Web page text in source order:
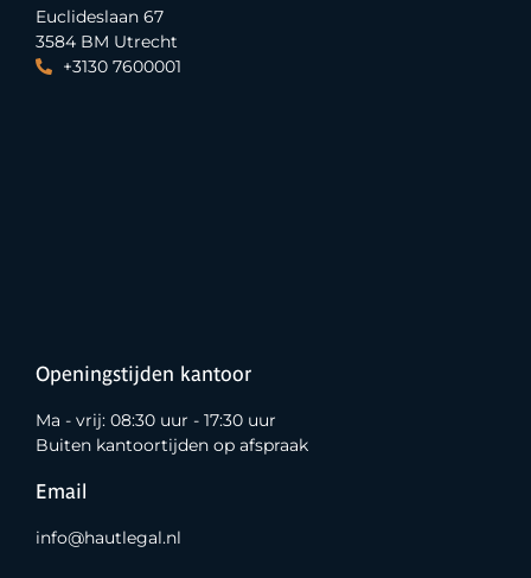
Euclideslaan 67
3584 BM Utrecht
+3130 7600001
Openingstijden kantoor
Ma - vrij: 08:30 uur - 17:30 uur
Buiten kantoortijden op afspraak
Email
info@hautlegal.nl